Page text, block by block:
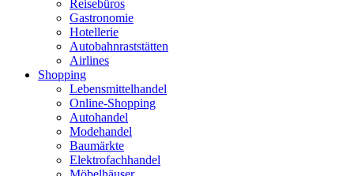
Reisebüros
Gastronomie
Hotellerie
Autobahnraststätten
Airlines
Shopping
Lebensmittelhandel
Online-Shopping
Autohandel
Modehandel
Baumärkte
Elektrofachhandel